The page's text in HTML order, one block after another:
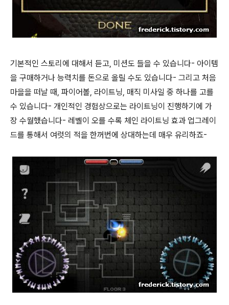
기본적인 스토리에 대해서 듣고, 미션도 들을 수 있습니다- 아이템
을 구매하거나 능력치를 돈으로 올릴 수도 있습니다- 그리고 처음
마을을 떠날 때, 파이어볼, 라이트닝, 매직 미사일 중 하나를 고를
수 있습니다- 개인적인 경험상으로는 라이트닝이 진행하기에 가
장 수월했습니다- 레벨이 오를 수록 체인 라이트닝 효과 업그레이
드를 통해서 여럿의 적을 한꺼번에 상대하는데 매우 유리하죠-